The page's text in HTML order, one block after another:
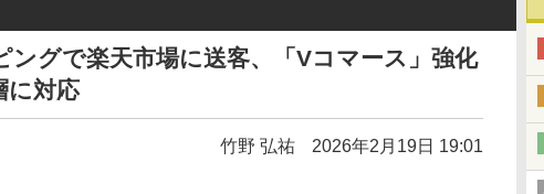
ングで楽天市場に送客、「Vコマース」強化
に対応
竹野 弘祐 2026年2月19日 19:01